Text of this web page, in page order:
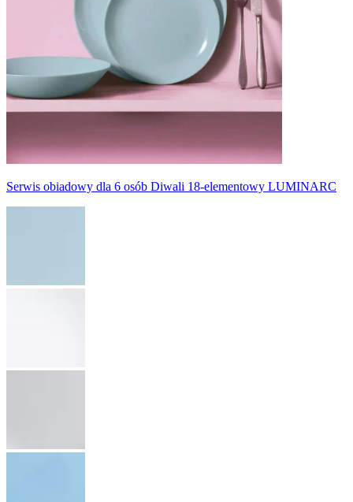
Serwis obiadowy dla 6 osób Diwali 18-elementowy LUMINARC